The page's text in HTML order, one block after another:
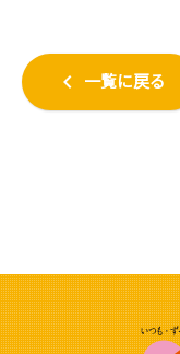
keyboard_arrow_left 一覧に戻る